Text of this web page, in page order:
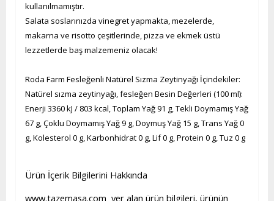
kullanılmamıştır.
Salata soslarınızda vinegret yapmakta, mezelerde,
makarna ve risotto çeşitlerinde, pizza ve ekmek üstü
lezzetlerde baş malzemeniz olacak!
Roda Farm Fesleğenli Natürel Sızma Zeytinyağı İçindekiler:
Natürel sızma zeytinyağı, fesleğen Besin Değerleri (100 ml):
Enerji 3360 kJ / 803 kcal, Toplam Yağ 91 g, Tekli Doymamış Yağ
67 g, Çoklu Doymamış Yağ 9 g, Doymuş Yağ 15 g, Trans Yağ 0
g, Kolesterol 0 g, Karbonhidrat 0 g, Lif 0 g, Protein 0 g, Tuz 0 g
Ürün İçerik Bilgilerini Hakkında
www.tazemasa.com yer alan ürün bilgileri, ürünün